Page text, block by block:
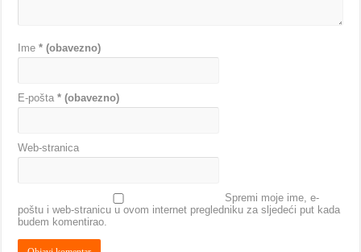
Ime* (obavezno)
E-pošta* (obavezno)
Web-stranica
Spremi moje ime, e-
poštu i web-stranicu u ovom internet pregledniku za sljedeći put kada
budem komentirao.